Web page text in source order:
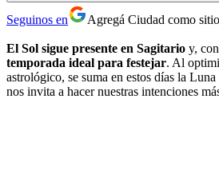
Seguinos en Agregá Ciudad como
​​El Sol sigue presente en Sagitario y,
temporada ideal para festejar. Al
astrológico, se suma en estos días la
nos invita a hacer nuestras intenciones